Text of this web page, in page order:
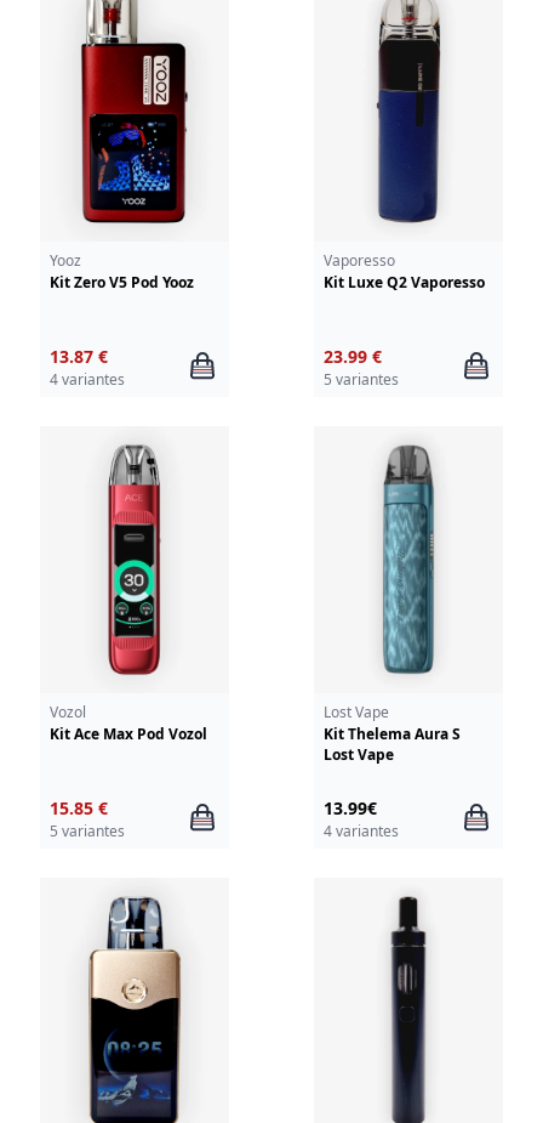
Yooz
Kit Zero V5 Pod Yooz
13.87 €
4 variantes
Vaporesso
Kit Luxe Q2 Vaporesso
23.99 €
5 variantes
Vozol
Kit Ace Max Pod Vozol
15.85 €
5 variantes
Lost Vape
Kit Thelema Aura S
Lost Vape
13.99€
4 variantes